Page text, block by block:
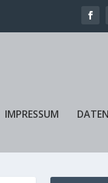
IMPRESSUM